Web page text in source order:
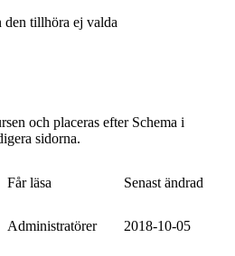
den tillhöra ej valda
och placeras efter Schema i
sidorna.
Får läsa Senast ändrad
Administratörer 2018-10-05